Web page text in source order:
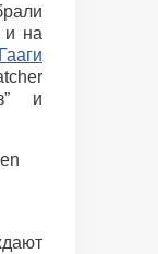
и на
и